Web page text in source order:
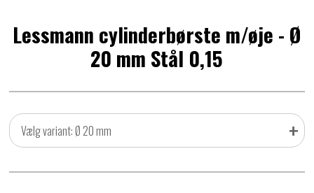
Lessmann cylinderbørste m/øje - Ø
20 mm Stål 0,15
Vælg variant: Ø 20 mm +